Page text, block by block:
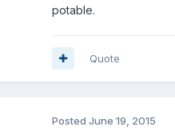
potable.
Quote
Posted June 19, 2015